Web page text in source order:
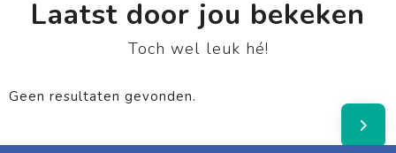
Laatst door jou bekeken
Toch wel leuk hé!
Geen resultaten gevonden.